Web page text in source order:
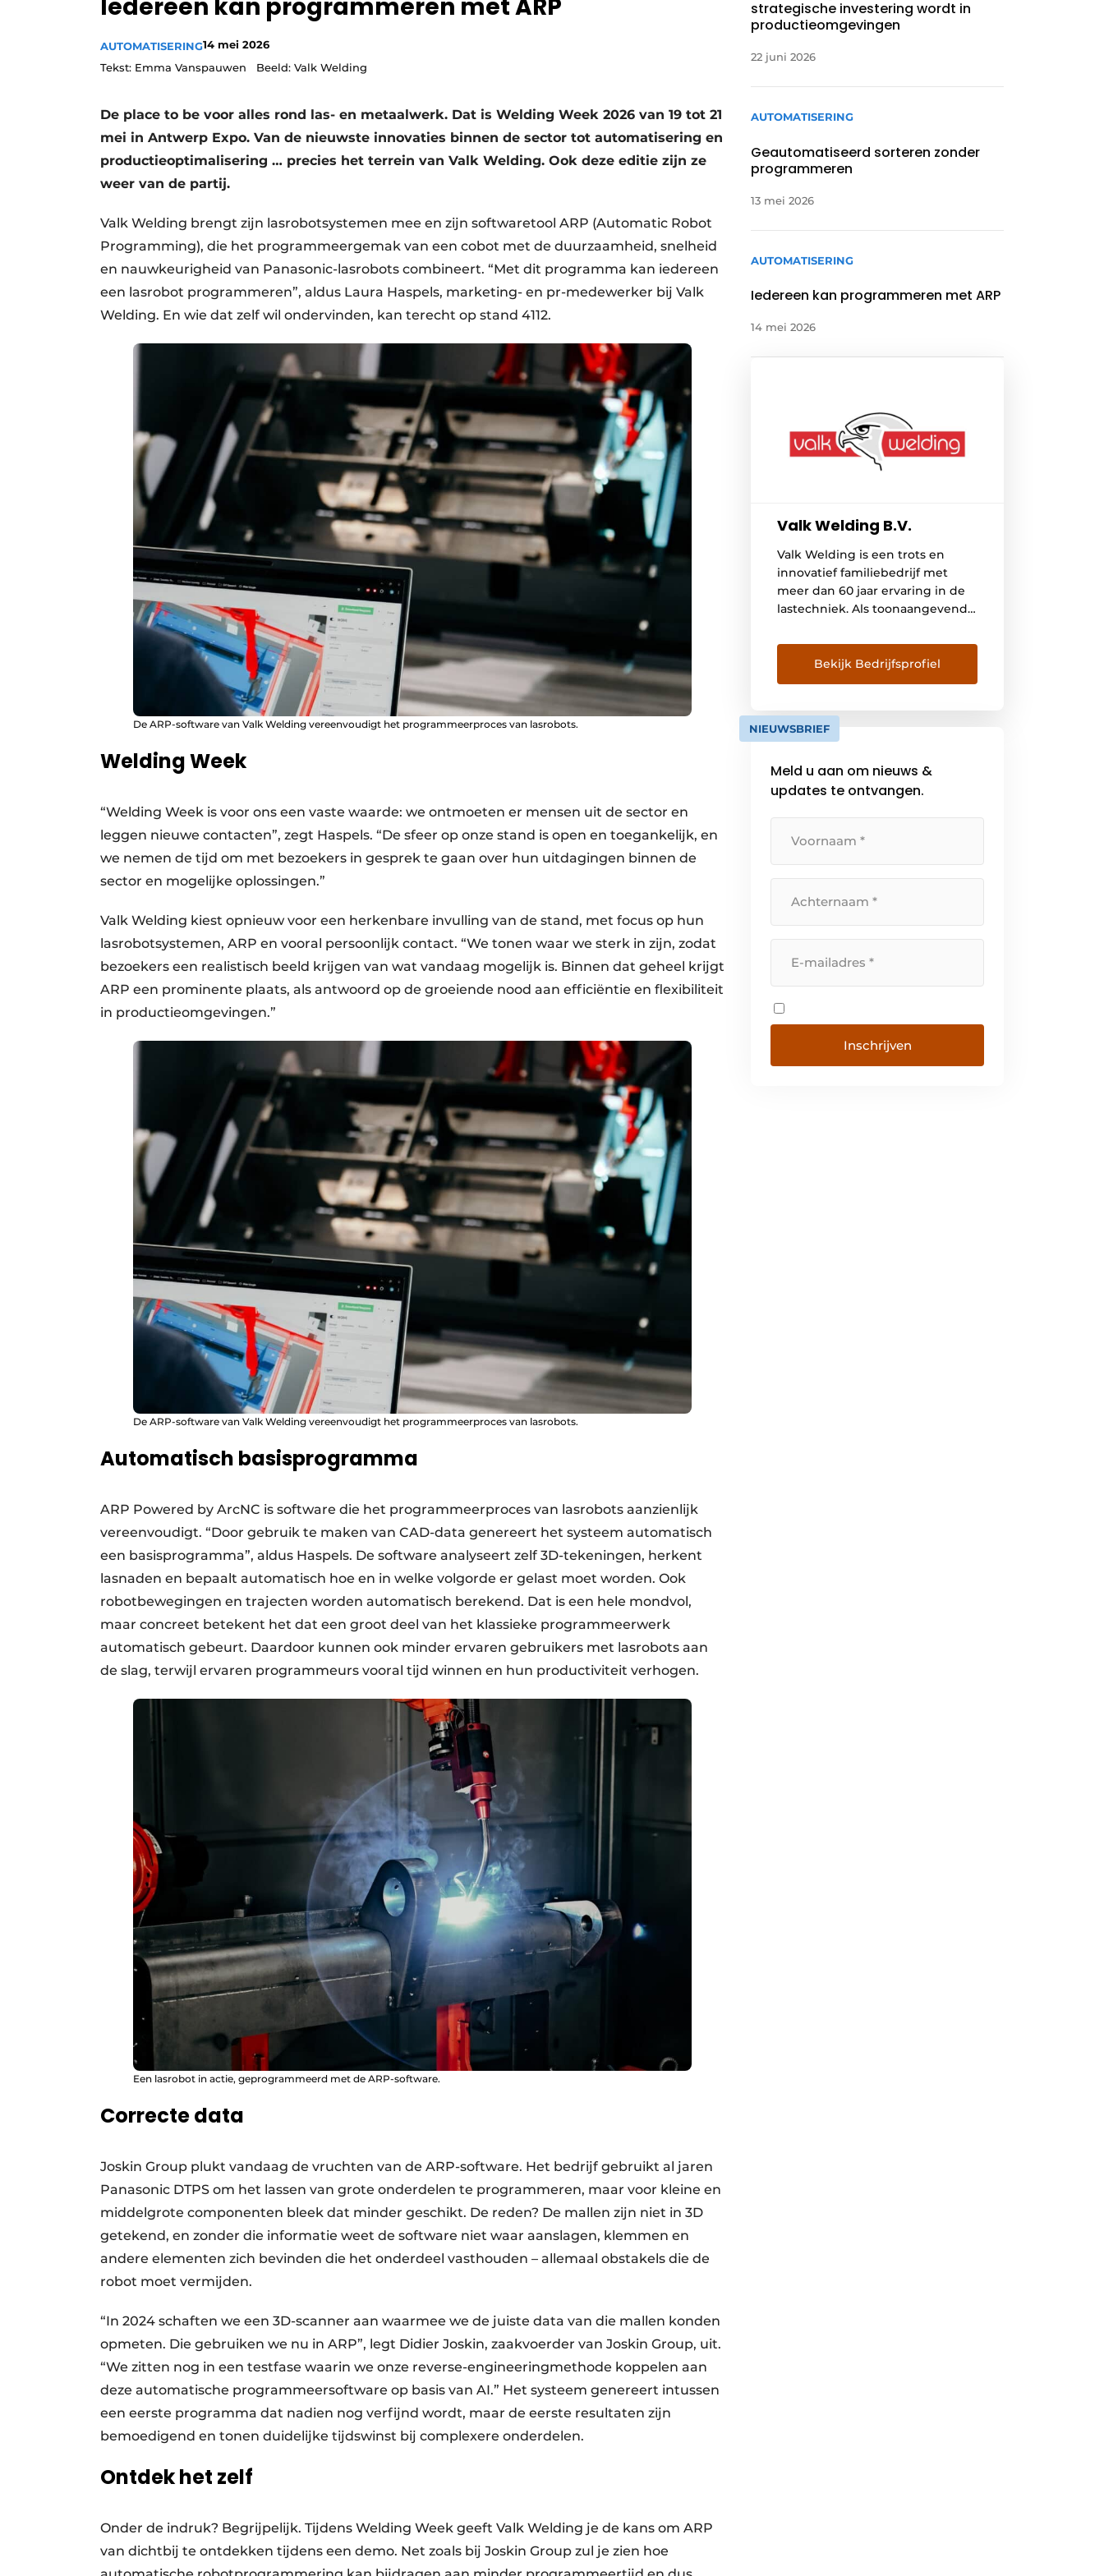
Vacature aanmelden
Vacatures
Video’s
Iedereen kan programmeren met ARP
AUTOMATISERING14 mei 2026
Tekst: Emma Vanspauwen Beeld: Valk Welding
De place to be voor alles rond las- en metaalwerk. Dat is Welding Week 2026 van 19 tot 21
mei in Antwerp Expo. Van de nieuwste ­innovaties binnen de sector tot automatisering en
productieoptimalisering … precies het terrein van Valk Welding. Ook deze editie zijn ze
weer van de partij.
Valk Welding brengt zijn lasrobotsystemen mee en zijn softwaretool ARP (Automatic Robot
Programming), die het programmeergemak van een cobot met de duurzaamheid, snelheid
en nauwkeurigheid van Panasonic-lasrobots combineert. “Met dit programma kan iedereen
een lasrobot programmeren”, aldus Laura Haspels, marketing- en pr-medewerker bij Valk
Welding. En wie dat zelf wil ondervinden, kan terecht op stand 4112.
De ARP-software van Valk Welding vereenvoudigt het programmeerproces van lasrobots.
Welding Week
“Welding Week is voor ons een vaste waarde: we ontmoeten er mensen uit de sector en
leggen nieuwe contacten”, zegt Haspels. “De sfeer op onze stand is open en toegankelijk, en
we nemen de tijd om met bezoekers in gesprek te gaan over hun uitdagingen binnen de
sector en mogelijke oplossingen.”
Valk Welding kiest opnieuw voor een herkenbare invulling van de stand, met focus op hun
lasrobotsystemen, ARP en vooral persoonlijk contact. “We tonen waar we sterk in zijn, zodat
bezoekers een realistisch beeld krijgen van wat vandaag mogelijk is. Binnen dat geheel krijgt
ARP een prominente plaats, als antwoord op de groeiende nood aan efficiëntie en flexibiliteit
in productieomgevingen.”
De ARP-software van Valk Welding vereenvoudigt het programmeerproces van lasrobots.
Automatisch basisprogramma
ARP Powered by ArcNC is software die het programmeerproces van lasrobots aanzienlijk
vereenvoudigt. “Door gebruik te maken van CAD-data genereert het systeem automatisch
een basisprogramma”, aldus Haspels. De software analyseert zelf 3D-tekeningen, herkent
lasnaden en bepaalt automatisch hoe en in welke volgorde er gelast moet worden. Ook
robotbewegingen en trajecten worden automatisch berekend. Dat is een hele mondvol,
maar concreet betekent het dat een groot deel van het klassieke programmeerwerk
automatisch gebeurt. Daardoor kunnen ook minder ervaren gebruikers met lasrobots aan
de slag, terwijl ervaren programmeurs vooral tijd winnen en hun productiviteit verhogen.
Een lasrobot in actie, geprogrammeerd met de ARP-software.
Correcte data
Joskin Group plukt vandaag de vruchten van de ARP-software. Het bedrijf gebruikt al jaren
Panasonic DTPS om het lassen van grote onderdelen te programmeren, maar voor kleine en
middelgrote componenten bleek dat minder geschikt. De reden? De mallen zijn niet in 3D
getekend, en zonder die informatie weet de software niet waar aanslagen, klemmen en
andere elementen zich bevinden die het onderdeel vasthouden – allemaal obstakels die de
robot moet vermijden.
“In 2024 schaften we een 3D-scanner aan waarmee we de juiste data van die mallen konden
opmeten. Die gebruiken we nu in ARP”, legt Didier Joskin, zaakvoerder van Joskin Group, uit.
“We zitten nog in een testfase waarin we onze reverse-engineeringmethode koppelen aan
deze automatische programmeersoftware op basis van AI.” Het systeem genereert intussen
een eerste programma dat nadien nog verfijnd wordt, maar de eerste resultaten zijn
bemoedigend en tonen duidelijke tijdswinst bij complexere onderdelen.
Ontdek het zelf
Onder de indruk? Begrijpelijk. Tijdens Welding Week geeft Valk Welding je de kans om ARP
van dichtbij te ontdekken tijdens een demo. Net zoals bij Joskin Group zul je zien hoe
strategische investering wordt in
productieomgevingen
22 juni 2026
AUTOMATISERING
Geautomatiseerd sorteren zonder
programmeren
13 mei 2026
AUTOMATISERING
Iedereen kan programmeren met ARP
14 mei 2026
Valk Welding B.V.
Valk Welding is een trots en
innovatief familiebedrijf met
meer dan 60 jaar ervaring in de
lastechniek. Als toonaangevende
lasrobotsystemen maken we
efficiënte high-mix, low-volume
productie mogelijk voor de
zowel Europa als daarbuiten
werken onze medewerkers elke
betrouwbare verbindingen met
de hele keten.
Bekijk Bedrijfsprofiel
NIEUWSBRIEF
Meld u aan om nieuws &
updates te ontvangen.